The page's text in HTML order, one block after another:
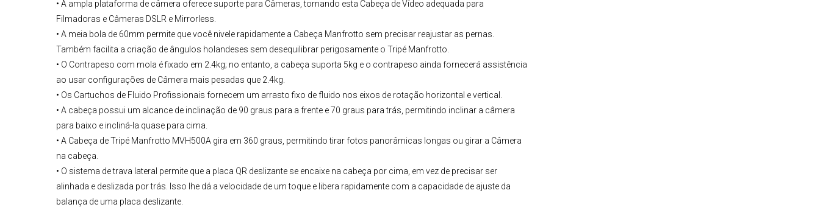
• A ampla plataforma de câmera oferece suporte para Câmeras, tornando esta Cabeça de Vídeo adequada para
Filmadoras e Câmeras DSLR e Mirrorless.
• A meia bola de 60mm permite que você nivele rapidamente a Cabeça Manfrotto sem precisar reajustar as pernas.
Também facilita a criação de ângulos holandeses sem desequilibrar perigosamente o Tripé Manfrotto
• O Contrapeso com mola é fixado em 2.4kg; no entanto, a cabeça suporta 5kg e o contrapeso ainda fornecerá assistência
ao usar configurações de Câmera mais pesadas que 2.4kg.
• Os Cartuchos de Fluido Profissionais fornecem um arrasto fixo de fluido nos eixos de rotação horizontal e vertical.
• A cabeça possui um alcance de inclinação de 90 graus para a frente e 70 graus para trás, permitindo inclinar a câmera
para baixo e incliná-la quase para cima.
• A Cabeça de Tripé Manfrotto MVH500A gira em 360 graus, permitindo tirar fotos panorâmicas longas ou girar a Câmera
na cabeça.
• O sistema de trava lateral permite que a placa QR deslizante se encaixe na cabeça por cima, em vez de precisar ser
alinhada e deslizada por trás. Isso lhe dá a velocidade de um toque e libera rapidamente com a capacidade de ajuste da
balança de uma placa deslizante.